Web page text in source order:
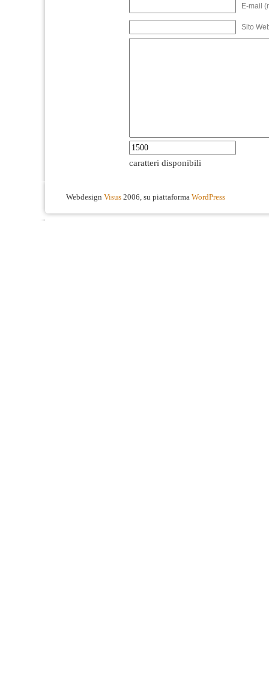
E-mail
Sito
caratteri disponibili
Webdesign Visus 2006, su piattaforma WordPress